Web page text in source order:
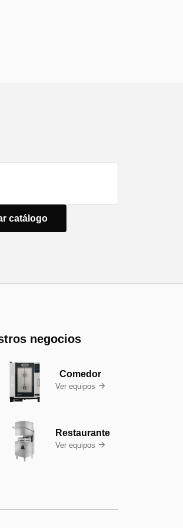
negocios
Comedor
Ver equipos 
Restaurante
Ver equipos 